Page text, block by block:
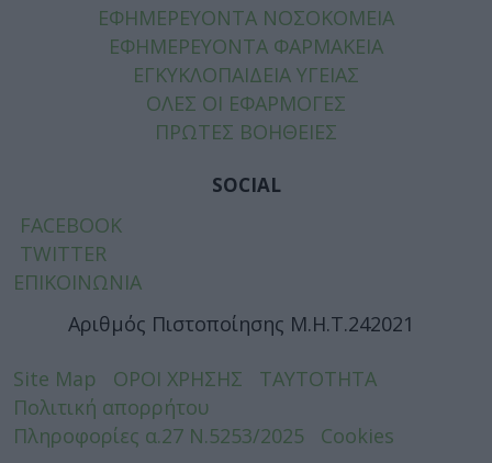
ΕΦΗΜΕΡΕΥΟΝΤΑ ΝΟΣΟΚΟΜΕΙΑ
ΕΦΗΜΕΡΕΥΟΝΤΑ ΦΑΡΜΑΚΕΙΑ
ΕΓΚΥΚΛΟΠΑΙΔΕΙΑ ΥΓΕΙΑΣ
ΟΛΕΣ ΟΙ ΕΦΑΡΜΟΓΕΣ
ΠΡΩΤΕΣ ΒΟΗΘΕΙΕΣ
SOCIAL
FACEBOOK
TWITTER
ΕΠΙΚΟΙΝΩΝΙΑ
Αριθμός Πιστοποίησης Μ.Η.Τ.242021
Site Map ΟΡΟΙ ΧΡΗΣΗΣ
ΤΑΥΤΟΤΗΤΑ
Πολιτική απορρήτου
Πληροφορίες α.27 Ν.5253/2025
Cookies